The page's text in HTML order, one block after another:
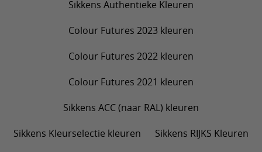
Sikkens Authentieke Kleuren
Colour Futures 2023 kleuren
Colour Futures 2022 kleuren
Colour Futures 2021 kleuren
Sikkens ACC (naar RAL) kleuren
Sikkens Kleurselectie kleuren
Sikkens RIJKS Kleuren